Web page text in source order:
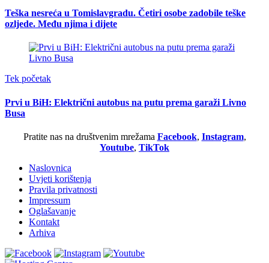
Teška nesreća u Tomislavgradu. Četiri osobe zadobile teške
ozljede. Među njima i dijete
Tek početak
Prvi u BiH: Električni autobus na putu prema garaži Livno
Busa
Pratite nas na društvenim mrežama Facebook, Instagram,
Youtube, TikTok
Naslovnica
Uvjeti korištenja
Pravila privatnosti
Impressum
Oglašavanje
Kontakt
Arhiva